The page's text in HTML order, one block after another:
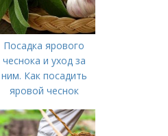
Посадка ярового
чеснока и уход за
ним. Как посадить
яровой чеснок